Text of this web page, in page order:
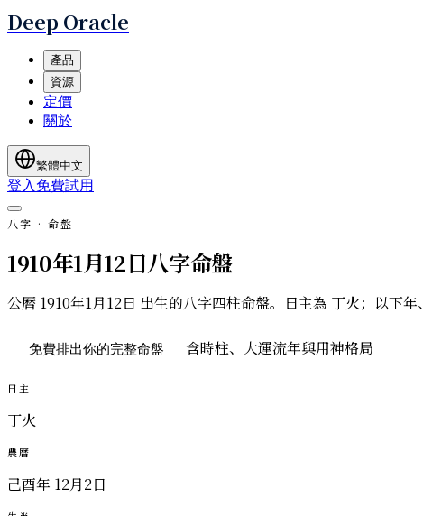
Deep Oracle
產品
資源
定價
關於
繁體中文
登入 免費試用
八字 · 命盤
1910年1月12日八字命盤
公曆 1910年1月12日 出生的八字四柱命盤。日主為 丁火；以下
免費排出你的完整命盤 含時柱、大運流年與用神格局
日主
丁火
農曆
己酉年 12月2日